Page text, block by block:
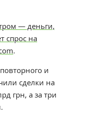
— деньги,
спрос на
.
и
сделки на
грн, а за три